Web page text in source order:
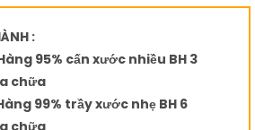
:
95% cấn xước nhiều BH 3
chữa
99% trầy xước nhẹ BH 6